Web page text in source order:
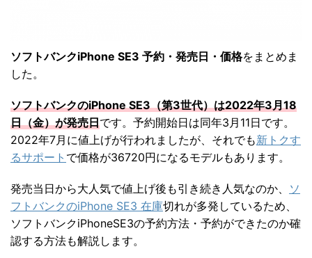
ソフトバンクiPhone SE3 予約・発売日・価格をまとめま
した。
ソフトバンクのiPhone SE3（第3世代）は2022年3月18
日（金）が発売日です。予約開始日は同年3月11日です。
2022年7月に値上げが行われましたが、それでも新トクす
るサポート で価格が36720円になるモデルもあります。
発売当日から大人気で値上げ後も引き続き人気なのか、 ソ
フトバンクのiPhone SE3 在庫切れが多発しているため、
ソフトバンクiPhoneSE3の予約方法・予約ができたのか確
認する方法も解説します。